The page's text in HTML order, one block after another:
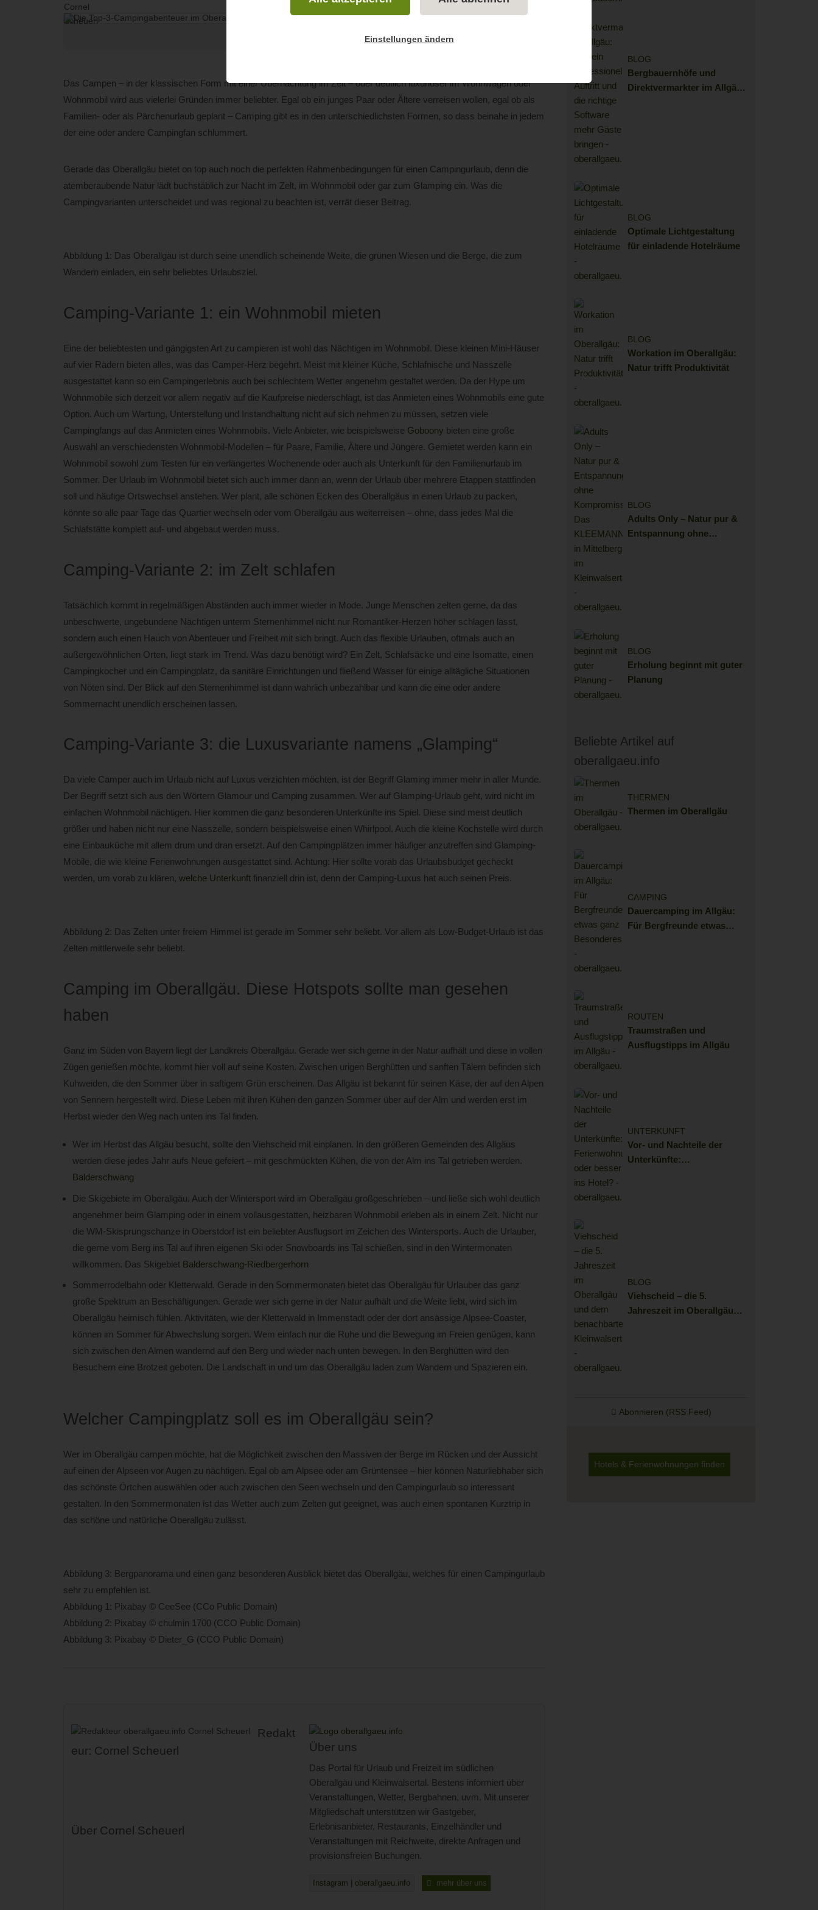
Pixabay © CeeSee (CCo Public Domain)
Das Campen – in der klassischen Form mit einer Übernachtung im Zelt – oder deutlich luxuriöser im Wohnwagen oder
Wohnmobil wird aus vielerlei Gründen immer beliebter. Egal ob ein junges Paar oder Ältere verreisen wollen, egal ob als
Familien- oder als Pärchenurlaub geplant – Camping gibt es in den unterschiedlichsten Formen, so dass beinahe in jedem
der eine oder andere Campingfan schlummert.
Gerade das Oberallgäu bietet on top auch noch die perfekten Rahmenbedingungen für einen Campingurlaub, denn die
atemberaubende Natur lädt buchstäblich zur Nacht im Zelt, im Wohnmobil oder gar zum Glamping ein. Was die
Campingvarianten unterscheidet und was regional zu beachten ist, verrät dieser Beitrag.
Abbildung 1: Das Oberallgäu ist durch seine unendlich scheinende Weite, die grünen Wiesen und die Berge, die zum
Wandern einladen, ein sehr beliebtes Urlaubsziel.
Camping-Variante 1: ein Wohnmobil mieten
Eine der beliebtesten und gängigsten Art zu campieren ist wohl das Nächtigen im Wohnmobil. Diese kleinen Mini-Häuser
auf vier Rädern bieten alles, was das Camper-Herz begehrt. Meist mit kleiner Küche, Schlafnische und Nasszelle
ausgestattet kann so ein Campingerlebnis auch bei schlechtem Wetter angenehm gestaltet werden. Da der Hype um
Wohnmobile sich derzeit vor allem negativ auf die Kaufpreise niederschlägt, ist das Anmieten eines Wohnmobils eine gute
Option. Auch um Wartung, Unterstellung und Instandhaltung nicht auf sich nehmen zu müssen, setzen viele
Campingfangs auf das Anmieten eines Wohnmobils. Viele Anbieter, wie beispielsweise Goboony bieten eine große
Auswahl an verschiedensten Wohnmobil-Modellen – für Paare, Familie, Ältere und Jüngere. Gemietet werden kann ein
Wohnmobil sowohl zum Testen für ein verlängertes Wochenende oder auch als Unterkunft für den Familienurlaub im
Sommer. Der Urlaub im Wohnmobil bietet sich auch immer dann an, wenn der Urlaub über mehrere Etappen stattfinden
soll und häufige Ortswechsel anstehen. Wer plant, alle schönen Ecken des Oberallgäus in einen Urlaub zu packen,
könnte so alle paar Tage das Quartier wechseln oder vom Oberallgäu aus weiterreisen – ohne, dass jedes Mal die
Schlafstätte komplett auf- und abgebaut werden muss.
Camping-Variante 2: im Zelt schlafen
Tatsächlich kommt in regelmäßigen Abständen auch immer wieder in Mode. Junge Menschen zelten gerne, da das
unbeschwerte, ungebundene Nächtigen unterm Sternenhimmel nicht nur Romantiker-Herzen höher schlagen lässt,
sondern auch einen Hauch von Abenteuer und Freiheit mit sich bringt. Auch das flexible Urlauben, oftmals auch an
außergewöhnlichen Orten, liegt stark im Trend. Was dazu benötigt wird? Ein Zelt, Schlafsäcke und eine Isomatte, einen
Campingkocher und ein Campingplatz, da sanitäre Einrichtungen und fließend Wasser für einige alltägliche Situationen
von Nöten sind. Der Blick auf den Sternenhimmel ist dann wahrlich unbezahlbar und kann die eine oder andere
Sommernacht unendlich erscheinen lassen.
Camping-Variante 3: die Luxusvariante namens „Glamping“
Da viele Camper auch im Urlaub nicht auf Luxus verzichten möchten, ist der Begriff Glaming immer mehr in aller Munde.
Der Begriff setzt sich aus den Wörtern Glamour und Camping zusammen. Wer auf Glamping-Urlaub geht, wird nicht im
einfachen Wohnmobil nächtigen. Hier kommen die ganz besonderen Unterkünfte ins Spiel. Diese sind meist deutlich
größer und haben nicht nur eine Nasszelle, sondern beispielsweise einen Whirlpool. Auch die kleine Kochstelle wird durch
eine Einbauküche mit allem drum und dran ersetzt. Auf den Campingplätzen immer häufiger anzutreffen sind Glamping-
Mobile, die wie kleine Ferienwohnungen ausgestattet sind. Achtung: Hier sollte vorab das Urlaubsbudget gecheckt
werden, um vorab zu klären, welche Unterkunftfinanziell drin ist, denn der Camping-Luxus hat auch seinen Preis.
Abbildung 2: Das Zelten unter freiem Himmel ist gerade im Sommer sehr beliebt. Vor allem als Low-Budget-Urlaub ist das
Zelten mittlerweile sehr beliebt.
Camping im Oberallgäu. Diese Hotspots sollte man gesehen
haben
Ganz im Süden von Bayern liegt der Landkreis Oberallgäu. Gerade wer sich gerne in der Natur aufhält und diese in vollen
Zügen genießen möchte, kommt hier voll auf seine Kosten. Zwischen urigen Berghütten und sanften Tälern befinden sich
Kuhweiden, die den Sommer über in saftigem Grün erscheinen. Das Allgäu ist bekannt für seinen Käse, der auf den Alpen
von Sennern hergestellt wird. Diese Leben mit ihren Kühen den ganzen Sommer über auf der Alm und werden erst im
Herbst wieder den Weg nach unten ins Tal finden.
Wer im Herbst das Allgäu besucht, sollte den Viehscheid mit einplanen. In den größeren Gemeinden des Allgäus
werden diese jedes Jahr aufs Neue gefeiert – mit geschmückten Kühen, die von der Alm ins Tal getrieben werden.
Balderschwang
Die Skigebiete im Oberallgäu. Auch der Wintersport wird im Oberallgäu großgeschrieben – und ließe sich wohl deutlich
angenehmer beim Glamping oder in einem vollausgestatten, heizbaren Wohnmobil erleben als in einem Zelt. Nicht nur
die WM-Skisprungschanze in Oberstdorf ist ein beliebter Ausflugsort im Zeichen des Wintersports. Auch die Urlauber,
die gerne vom Berg ins Tal auf ihren eigenen Ski oder Snowboards ins Tal schießen, sind in den Wintermonaten
willkommen. Das Skigebiet Balderschwang-Riedbergerhorn
Sommerrodelbahn oder Kletterwald. Gerade in den Sommermonaten bietet das Oberallgäu für Urlauber das ganz
große Spektrum an Beschäftigungen. Gerade wer sich gerne in der Natur aufhält und die Weite liebt, wird sich im
Oberallgäu heimisch fühlen. Aktivitäten, wie der Kletterwald in Immenstadt oder der dort ansässige Alpsee-Coaster,
können im Sommer für Abwechslung sorgen. Wem einfach nur die Ruhe und die Bewegung im Freien genügen, kann
sich zwischen den Almen wandernd auf den Berg und wieder nach unten bewegen. In den Berghütten wird den
Besuchern eine Brotzeit geboten. Die Landschaft in und um das Oberallgäu laden zum Wandern und Spazieren ein.
Welcher Campingplatz soll es im Oberallgäu sein?
Wer im Oberallgäu campen möchte, hat die Möglichkeit zwischen den Massiven der Berge im Rücken und der Aussicht
auf einen der Alpseen vor Augen zu nächtigen. Egal ob am Alpsee oder am Grüntensee – hier können Naturliebhaber sich
das schönste Örtchen auswählen oder auch zwischen den Seen wechseln und den Campingurlaub so interessant
gestalten. In den Sommermonaten ist das Wetter auch zum Zelten gut geeignet, was auch einen spontanen Kurztrip in
das schöne und natürliche Oberallgäu zulässt.
Abbildung 3: Bergpanorama und einen ganz besonderen Ausblick bietet das Oberallgäu, welches für einen Campingurlaub
sehr zu empfehlen ist.
Abbildung 1: Pixabay © CeeSee (CCo Public Domain)
Abbildung 2: Pixabay © chulmin 1700 (CCO Public Domain)
Abbildung 3: Pixabay © Dieter_G (CCO Public Domain)
Redakt
eur: Cornel Scheuerl
Über Cornel Scheuerl
Über uns
Das Portal für Urlaub und Freizeit im südlichen
Oberallgäu und Kleinwalsertal. Bestens informiert über
Veranstaltungen, Wetter, Bergbahnen, uvm. Mit unserer
Mitgliedschaft unterstützen wir Gastgeber,
Erlebnisanbieter, Restaurants, Einzelhändler und
Veranstaltungen mit Reichweite, direkte Anfragen und
provisionsfreien Buchungen.
Instagram | oberallgaeu.info mehr über uns
BLOG
Bergbauernhöfe und
Direktvermarkter im Allgäu:
BLOG
Optimale Lichtgestaltung
für einladende Hotelräume
BLOG
Workation im Oberallgäu:
Natur trifft Produktivität
BLOG
Adults Only – Natur pur &
Entspannung ohne
BLOG
Erholung beginnt mit guter
Planung
Beliebte Artikel auf
oberallgaeu.info
THERMEN
Thermen im Oberallgäu
CAMPING
Dauercamping im Allgäu:
Für Bergfreunde etwas
ROUTEN
Traumstraßen und
Ausflugstipps im Allgäu
UNTERKUNFT
Vor- und Nachteile der
Unterkünfte:
BLOG
Viehscheid – die 5.
Jahreszeit im Oberallgäu
Abonnieren (RSS Feed)
Hotels & Ferienwohnungen finden
Einstellungen ändern